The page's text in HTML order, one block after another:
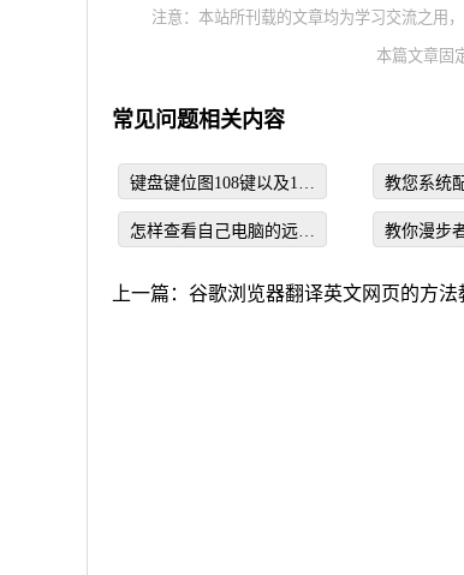
注意：本站所刊载的文章均为学习交流之用
本篇文章固
常见问题相关内容
键盘键位图108键以及126
键的分享
教您系统
项
怎样查看自己电脑的远程
教你漫步
上一篇： 谷歌浏览器翻译英文网页的方法